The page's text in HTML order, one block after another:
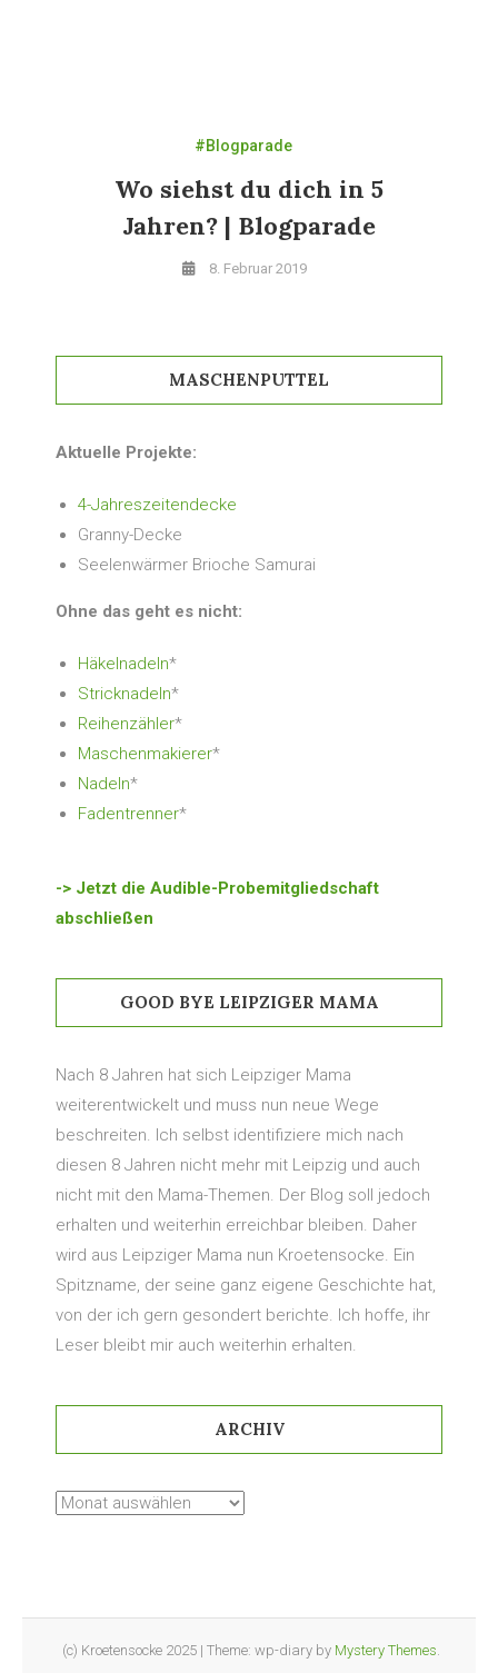
#Blogparade
Wo siehst du dich in 5
Jahren? | Blogparade
8. Februar 2019
MASCHENPUTTEL
Aktuelle Projekte:
4-Jahreszeitendecke
Granny-Decke
Seelenwärmer Brioche Samurai
Ohne das geht es nicht:
Häkelnadeln*
Stricknadeln*
Reihenzähler*
Maschenmakierer*
Nadeln*
Fadentrenner*
-> Jetzt die Audible-Probemitgliedschaft
abschließen
GOOD BYE LEIPZIGER MAMA
Nach 8 Jahren hat sich Leipziger Mama
weiterentwickelt und muss nun neue Wege
beschreiten. Ich selbst identifiziere mich nach
diesen 8 Jahren nicht mehr mit Leipzig und auch
nicht mit den Mama-Themen. Der Blog soll jedoch
erhalten und weiterhin erreichbar bleiben. Daher
wird aus Leipziger Mama nun Kroetensocke. Ein
Spitzname, der seine ganz eigene Geschichte hat,
von der ich gern gesondert berichte. Ich hoffe, ihr
Leser bleibt mir auch weiterhin erhalten.
ARCHIV
Archiv
(c) Kroetensocke 2025 | Theme: wp-diary by Mystery Themes.